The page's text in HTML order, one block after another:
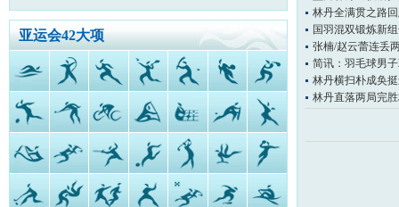
亚运会42大项
林丹全满贯之路
国羽混双锻炼新
张楠/赵云蕾连丢
简讯：羽毛球男
林丹横扫朴成奂
林丹直落两局完